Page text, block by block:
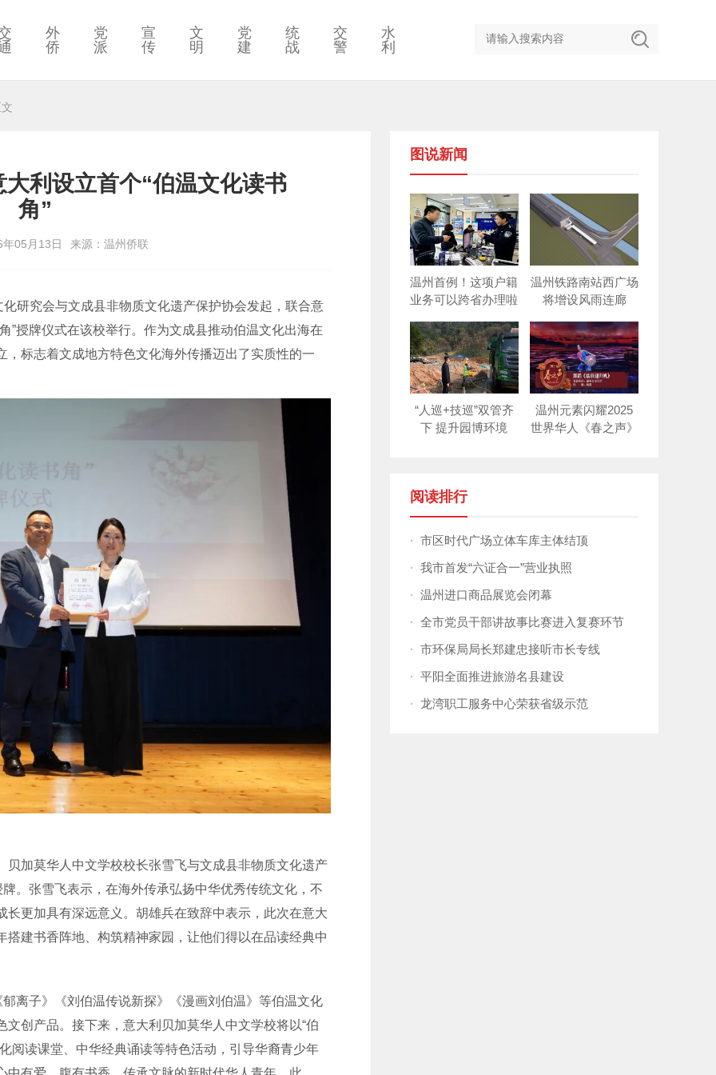
外
侨
党
派
宣
传
文
明
党
建
统
战
交
警
水
利
利设立首个“伯温文化读书
角”
05月13日 来源：温州侨联
究会与文成县非物质文化遗产保护协会发起，联合意
”授牌仪式在该校举行。作为文成县推动伯温文化出海在
标志着文成地方特色文化海外传播迈出了实质性的一
莫华人中文学校校长张雪飞与文成县非物质文化遗产
。张雪飞表示，在海外传承弘扬中华优秀传统文化，不
更加具有深远意义。胡雄兵在致辞中表示，此次在意大
建书香阵地、构筑精神家园，让他们得以在品读经典中
子》《刘伯温传说新探》《漫画刘伯温》等伯温文化
创产品。接下来，意大利贝加莫华人中文学校将以“伯
阅读课堂、中华经典诵读等特色活动，引导华裔青少年
图说新闻
温州首例！这项户籍
业务可以跨省办理啦
温州铁路南站西广场
将增设风雨连廊
“人巡+技巡”双管齐
下 提升园博环境
温州元素闪耀2025
世界华人《春之声》
阅读排行
· 市区时代广场立体车库主体结顶
· 我市首发“六证合一”营业执照
· 温州进口商品展览会闭幕
· 全市党员干部讲故事比赛进入复赛环节
· 市环保局局长郑建忠接听市长专线
· 平阳全面推进旅游名县建设
· 龙湾职工服务中心荣获省级示范